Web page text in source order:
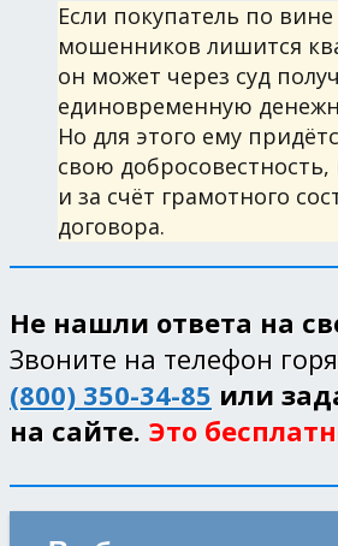
Если покупатель по
мошенников лишится
он может через суд
единовременную
Но для этого ему
свою добросовестность,
и за счёт грамотного
договора.
Не нашли ответа на
Звоните на телефон
(800) 350-34-85 или
на сайте. Это